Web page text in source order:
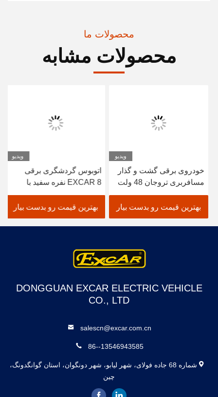
محصولات ما
محصولات مشابه
ویدیو
خودروی برقی گشت و گذار
مسافربری تروجان 48 ولت
با تأییدیه ISO و کنترلر Curtis
برای عملکرد کم مصرف در
جاذبه‌های گردشگری فضای
باز
بهترین قیمت رو بدست بیار
ویدیو
اتوبوس گردشگری برقی
EXCAR 8 نفره سفید با
شارژر داخلی 17 آمپر
ساعت، مناسب برای مناطق
شهری و تفریحی
بهترین قیمت رو بدست بیار
DONGGUAN EXCAR ELECTRIC VEHICLE
CO., LTD
salescn@excar.com.cn
86--13546943585
شماره 68 جاده فولای، شهر لیابو، شهر دونگوان، استان گوانگدونگ،
چین